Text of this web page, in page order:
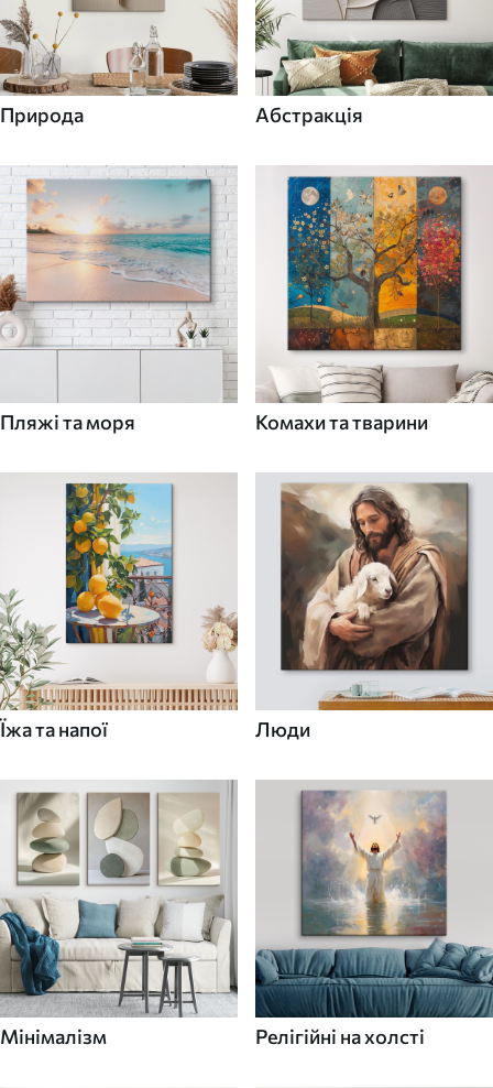
Природа Абстракція
Пляжі та моря Комахи та тварини
Їжа та напої Люди
Мінімалізм Релігійні на холсті